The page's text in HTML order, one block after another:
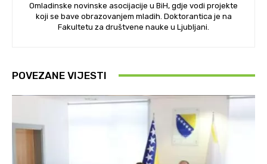
Omladinske novinske asocijacije u BiH, gdje vodi projekte
koji se bave obrazovanjem mladih. Doktorantica je na
Fakultetu za društvene nauke u Ljubljani.
POVEZANE VIJESTI